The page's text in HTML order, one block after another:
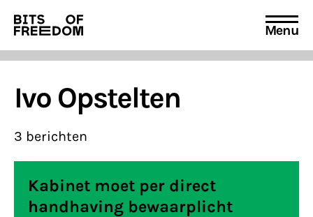
Search
for:
Menu
Ivo Opstelten
3 berichten
Kabinet moet per direct
handhaving bewaarplicht